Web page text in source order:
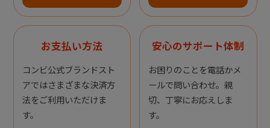
お支払い方法
コンビ公式ブランドスト
アではさまざまな決済方
法をご利用いただけま
す。
安心のサポート体制
お困りのことを電話かメ
ールで問い合わせ。親
切、丁寧にお応えしま
す。